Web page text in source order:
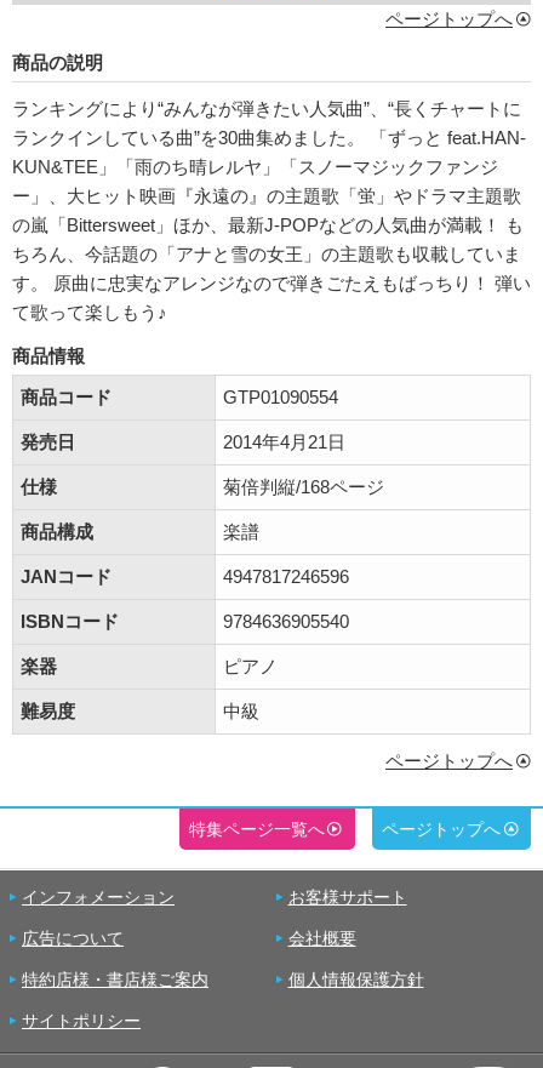
ページトップへ
商品の説明
ランキングにより“みんなが弾きたい人気曲”、“長くチャートに
ランクインしている曲”を30曲集めました。 「ずっと feat.HAN-
KUN&TEE」「雨のち晴レルヤ」「スノーマジックファンジ
ー」、大ヒット映画『永遠の』の主題歌「蛍」やドラマ主題歌
の嵐「Bittersweet」ほか、最新J-POPなどの人気曲が満載！ も
ちろん、今話題の「アナと雪の女王」の主題歌も収載していま
す。 原曲に忠実なアレンジなので弾きごたえもばっちり！ 弾い
て歌って楽しもう♪
商品情報
商品コード
GTP01090554
発売日 2014年4月21日
仕様 菊倍判縦/168ページ
商品構成 楽譜
JANコード 4947817246596
ISBNコード 9784636905540
楽器 ピアノ
難易度 中級
ページトップへ
特集ページ一覧へ ページトップへ
インフォメーション お客様サポート
広告について 会社概要
特約店様・書店様ご案内 個人情報保護方針
サイトポリシー